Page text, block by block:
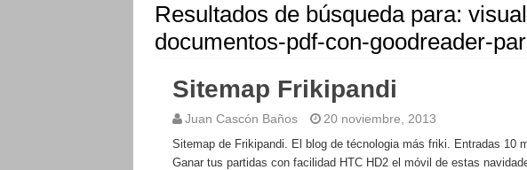
Resultados de búsqueda para:
documentos-pdf-con-goodreader-
Sitemap Frikipandi
Juan Cascón Baños 20 noviembre, 2013
Sitemap de Frikipandi. El blog de técnologia más friki. Entradas 10
Ganar tus partidas con facilidad HTC HD2 el móvil de estas